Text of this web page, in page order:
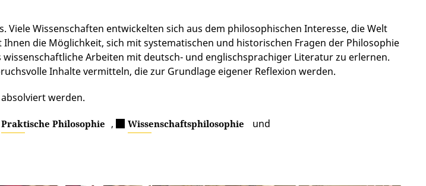
Wissenschaften entwickelten sich aus dem philosophischen Interesse, die Welt
die Möglichkeit, sich mit systematischen und historischen Fragen der Philosophie
Arbeiten mit deutsch- und englischsprachiger Literatur zu erlernen.
Inhalte vermitteln, die zur Grundlage eigener Reflexion werden.
werden.
Praktische Philosophie , Wissenschaftsphilosophie und